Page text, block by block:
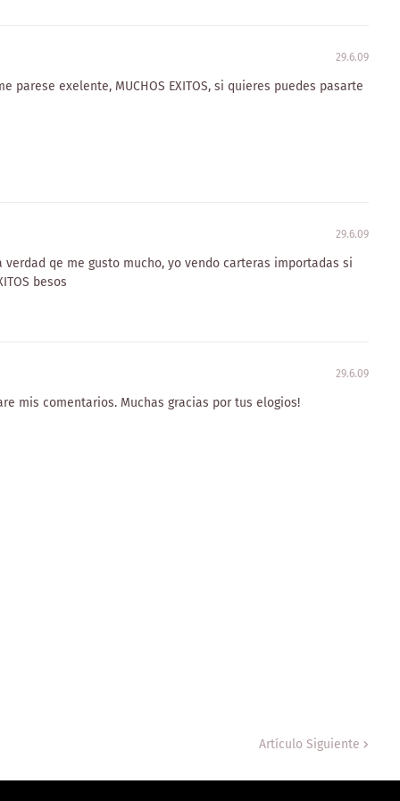
29.6.09
parese exelente, MUCHOS EXITOS, si quieres puedes pasarte
29.6.09
qe me gusto mucho, yo vendo carteras importadas si
besos
29.6.09
mis comentarios. Muchas gracias por tus elogios!
Artículo Siguiente